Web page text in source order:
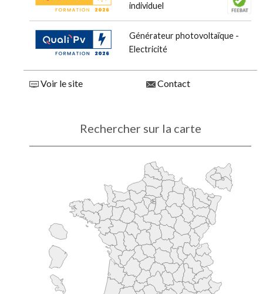
individuel
Générateur photovoltaïque -
Electricité
Voir le site Contact
Rechercher sur la carte